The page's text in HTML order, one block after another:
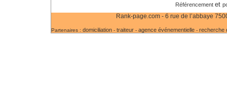
Référencement et
Rank-page.com - 6 rue de l’abbaye
Partenaires : domiciliation - traiteur - agence événementielle - recherche